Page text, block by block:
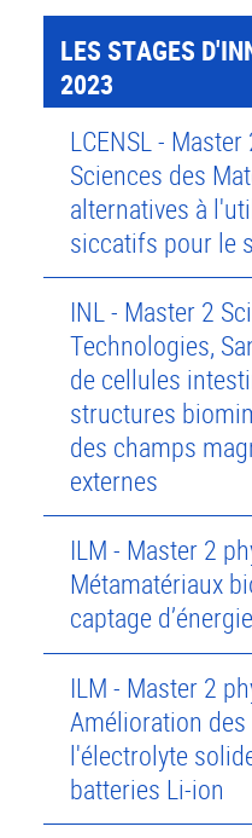
LES STAGES
2023
LCENSL -
Sciences des
alternatives à
siccatifs pour le
INL - Master 2
Technologies,
de cellules
structures
des champs
externes
ILM - Master 2
Métamatériaux
captage
ILM - Master 2
Amélioration
l'électrolyte
batteries Li-ion